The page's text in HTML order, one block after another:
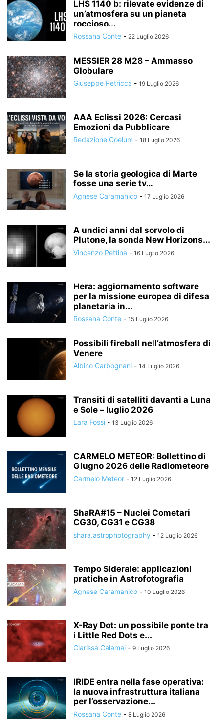
LHS 1140 b: rilevate evidenze di
un’atmosfera su un pianeta
roccioso...
Rossana Conte - 22 Luglio 2026
MESSIER 28 M28 – Ammasso
Globulare
Giuseppe Petricca - 19 Luglio 2026
AAA Eclissi 2026: Cercasi
Emozioni da Pubblicare
Redazione Coelum - 18 Luglio 2026
Se la storia geologica di Marte
fosse una serie tv…
Agnese Caramanico - 17 Luglio 2026
A undici anni dal sorvolo di
Plutone, la sonda New Horizons...
Vincenzo Pettina - 16 Luglio 2026
Hera: aggiornamento software
per la missione europea di difesa
planetaria in...
Rossana Conte - 15 Luglio 2026
Possibili fireball nell’atmosfera di
Venere
Albino Carbognani - 14 Luglio 2026
Transiti di satelliti davanti a Luna
e Sole – luglio 2026
Lara Fossi - 13 Luglio 2026
CARMELO METEOR: Bollettino di
Giugno 2026 delle Radiometeore
Carmelo Meteor - 12 Luglio 2026
ShaRA#15 – Nuclei Cometari
CG30, CG31 e CG38
shara.astrophotography - 12 Luglio 2026
Tempo Siderale: applicazioni
pratiche in Astrofotografia
Agnese Caramanico - 10 Luglio 2026
X-Ray Dot: un possibile ponte tra
i Little Red Dots e...
Clarissa Calamai - 9 Luglio 2026
IRIDE entra nella fase operativa:
la nuova infrastruttura italiana
per l’osservazione...
Rossana Conte - 8 Luglio 2026